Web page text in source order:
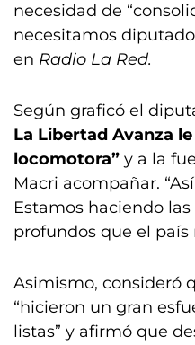
necesidad de
necesitamos
en Radio La Red.
Según graficó el
La Libertad Avanza
locomotora” y a la
Macri acompañar.
Estamos haciendo
profundos que el país
Asimismo, consideró
“hicieron un gran
listas” y afirmó que